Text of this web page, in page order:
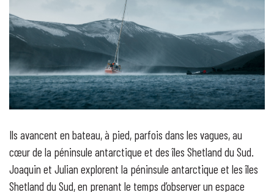
Ils avancent en bateau, à pied, parfois dans les vagues, au
cœur de la péninsule antarctique et des îles Shetland du Sud.
Joaquin et Julian explorent la péninsule antarctique et les îles
Shetland du Sud, en prenant le temps d’observer un espace